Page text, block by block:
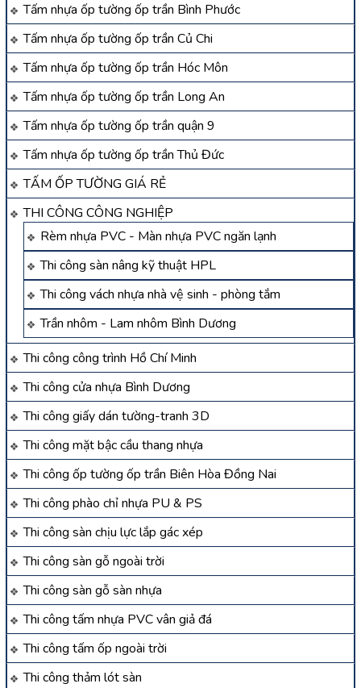
Tấm nhựa ốp tường ốp trần Bình Phước
Tấm nhựa ốp tường ốp trần Củ Chi
Tấm nhựa ốp tường ốp trần Hóc Môn
Tấm nhựa ốp tường ốp trần Long An
Tấm nhựa ốp tường ốp trần quận 9
Tấm nhựa ốp tường ốp trần Thủ Đức
TẤM ỐP TƯỜNG GIÁ RẺ
THI CÔNG CÔNG NGHIỆP
Rèm nhựa PVC - Màn nhựa PVC ngăn lạnh
Thi công sàn nâng kỹ thuật HPL
Thi công vách nhựa nhà vệ sinh - phòng tắm
Trần nhôm - Lam nhôm Bình Dương
Thi công công trình Hồ Chí Minh
Thi công cửa nhựa Bình Dương
Thi công giấy dán tường-tranh 3D
Thi công mặt bậc cầu thang nhựa
Thi công ốp tường ốp trần Biên Hòa Đồng Nai
Thi công phào chỉ nhựa PU & PS
Thi công sàn chịu lực lắp gác xép
Thi công sàn gỗ ngoài trời
Thi công sàn gỗ sàn nhựa
Thi công tấm nhựa PVC vân giả đá
Thi công tấm ốp ngoài trời
Thi công thảm lót sàn